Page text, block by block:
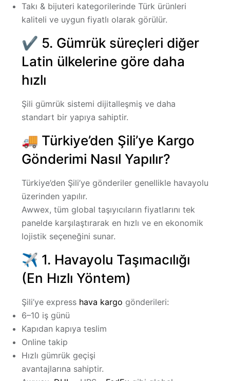
Takı & bijuteri kategorilerinde Türk ürünleri
kaliteli ve uygun fiyatlı olarak görülür.
✔ 5. Gümrük süreçleri diğer
Latin ülkelerine göre daha
hızlı
Şili gümrük sistemi dijitalleşmiş ve daha
standart bir yapıya sahiptir.
🚚 Türkiye’den Şili’ye Kargo
Gönderimi Nasıl Yapılır?
Türkiye’den Şili’ye gönderiler genellikle havayolu
üzerinden yapılır.
Awwex, tüm global taşıyıcıların fiyatlarını tek
panelde karşılaştırarak en hızlı ve en ekonomik
lojistik seçeneğini sunar.
✈️ 1. Havayolu Taşımacılığı
(En Hızlı Yöntem)
Şili’ye express hava kargo gönderileri:
6–10 iş günü
Kapıdan kapıya teslim
Online takip
Hızlı gümrük geçişi
avantajlarına sahiptir.